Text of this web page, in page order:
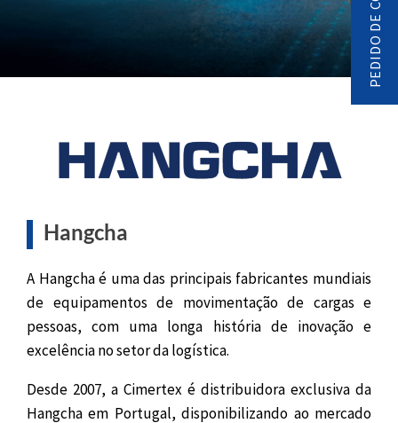
Hangcha
A Hangcha é uma das principais fabricantes mundiais
de equipamentos de movimentação de cargas e
pessoas, com uma longa história de inovação e
excelência no setor da logística.
Desde 2007, a Cimertex é distribuidora exclusiva da
Hangcha em Portugal, disponibilizando ao mercado